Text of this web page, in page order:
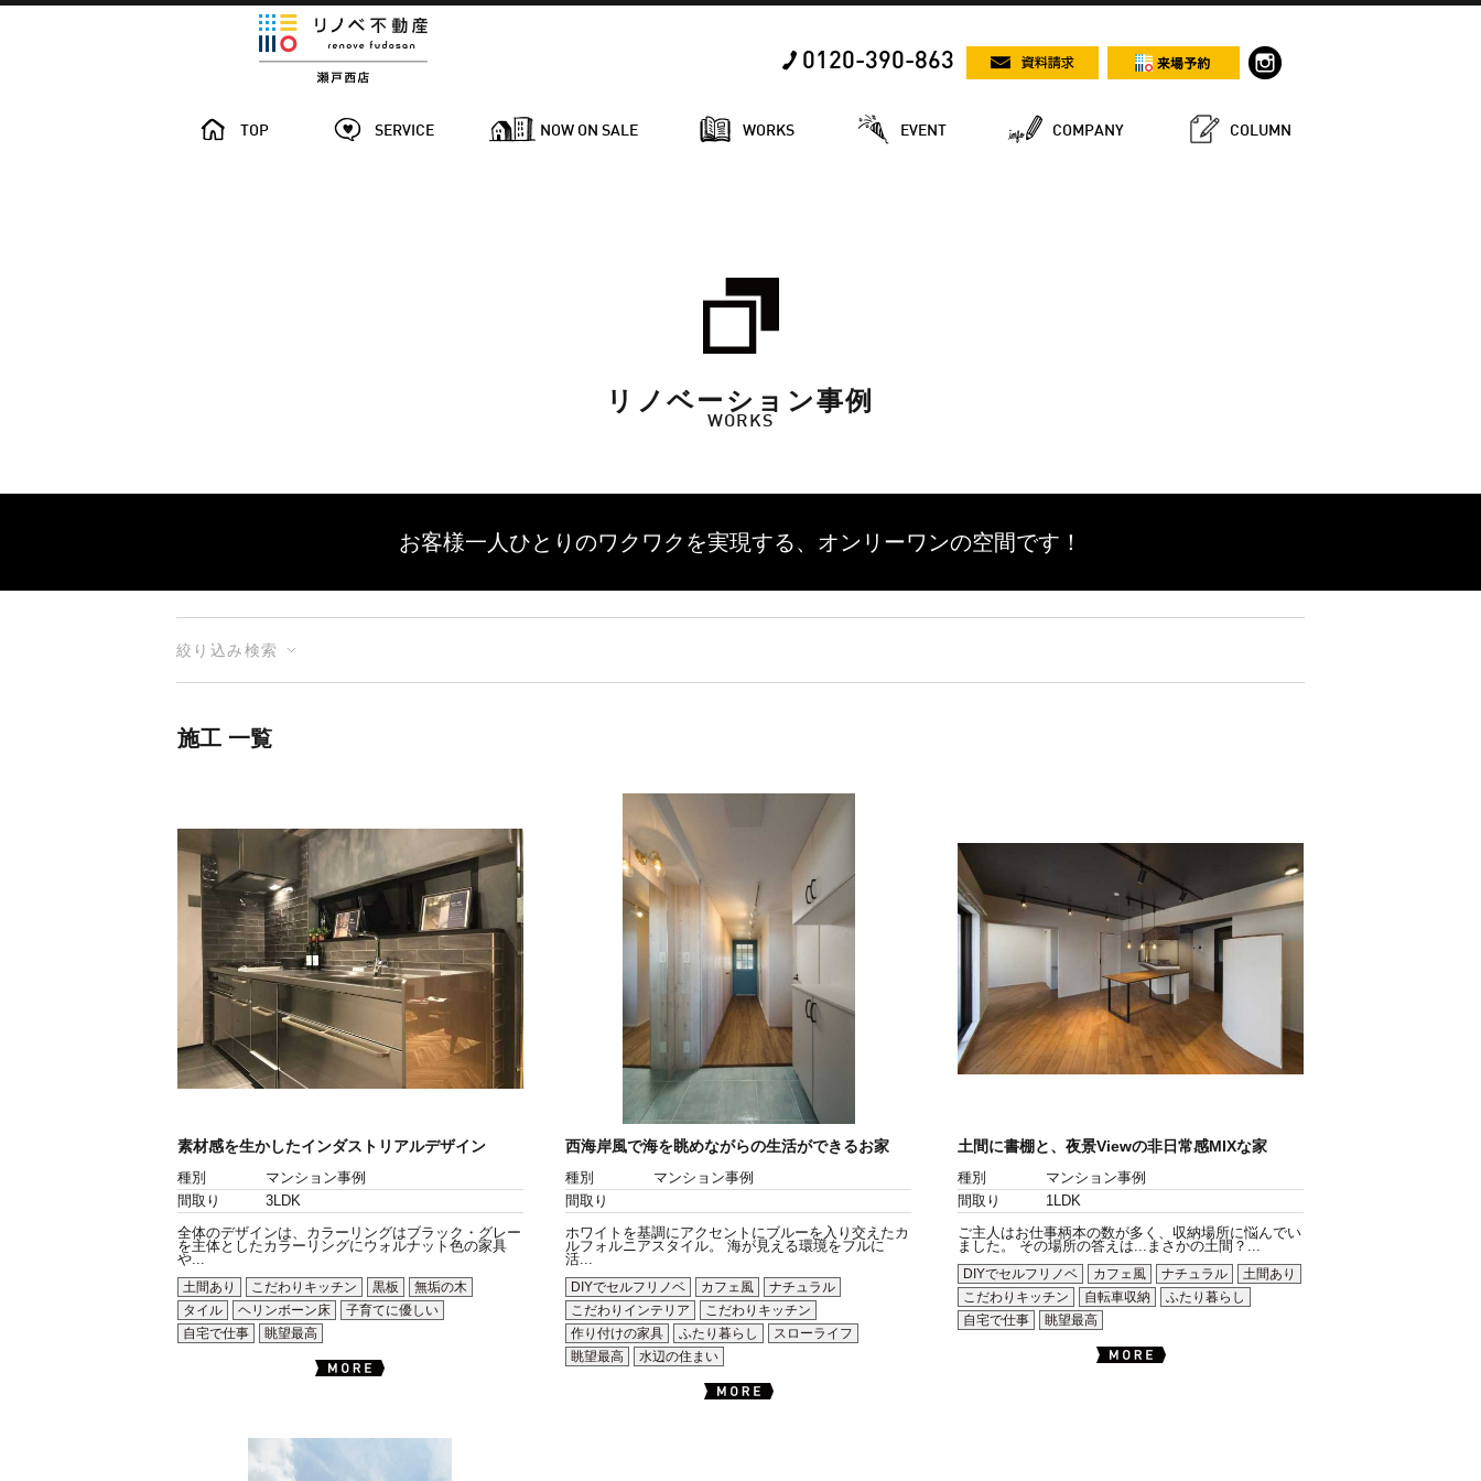
0120-390-863
TOP SERVICE NOW ON SALE WORKS EVENT COMPANY COLUMN
リノベーション事例
WORKS
お客様一人ひとりのワクワクを実現する、 オンリーワンの空間です！
絞り込み検索
施工 一覧
素材感を生かしたインダストリアルデザイン
種別
マンション事例
間取り
3LDK
全体のデザインは、カラーリングはブラック・グレー
を主体としたカラーリングにウォルナット色の家具
や...
土間あり
こだわりキッチン 黒板
無垢の木
タイル
ヘリンボーン床
子育てに優しい
自宅で仕事
眺望最高
西海岸風で海を眺めながらの生活ができるお家
種別
マンション事例
間取り
ホワイトを基調にアクセントにブルーを入り交えたカ
ルフォルニアスタイル。 海が見える環境をフルに
活...
DIYでセルフリノベ
カフェ風
ナチュラル
こだわりインテリア
こだわりキッチン
作り付けの家具
ふたり暮らし
スローライフ
眺望最高
水辺の住まい
土間に書棚と、夜景Viewの非日常感MIXな家
種別
マンション事例
間取り
1LDK
ご主人はお仕事柄本の数が多く、収納場所に悩んでい
ました。 その場所の答えは...まさかの土間？...
DIYでセルフリノベ
カフェ風 ナチュラル
土間あり
こだわりキッチン
自転車収納
ふたり暮らし
自宅で仕事
眺望最高